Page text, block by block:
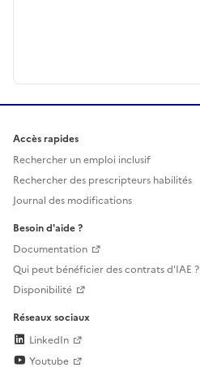
Accès rapides
Rechercher un emploi inclusif
Rechercher des prescripteurs habilités
Journal des modifications
Besoin d'aide ?
Documentation
Qui peut bénéficier des contrats d'IAE ?
Disponibilité
Réseaux sociaux
LinkedIn
Youtube